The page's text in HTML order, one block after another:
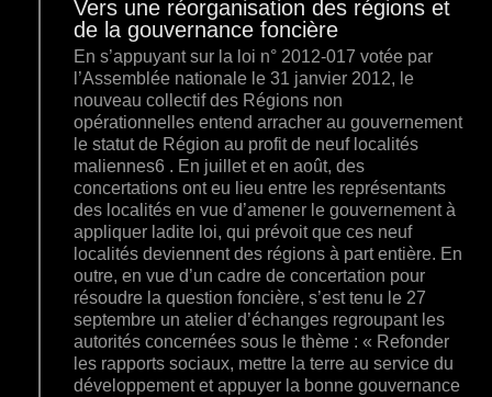
Vers une réorganisation des régions et
de la gouvernance foncière
En s’appuyant sur la loi n° 2012-017 votée par
l’Assemblée nationale le 31 janvier 2012, le
nouveau collectif des Régions non
opérationnelles entend arracher au gouvernement
le statut de Région au profit de neuf localités
maliennes6 . En juillet et en août, des
concertations ont eu lieu entre les représentants
des localités en vue d’amener le gouvernement à
appliquer ladite loi, qui prévoit que ces neuf
localités deviennent des régions à part entière. En
outre, en vue d’un cadre de concertation pour
résoudre la question foncière, s’est tenu le 27
septembre un atelier d’échanges regroupant les
autorités concernées sous le thème : « Refonder
les rapports sociaux, mettre la terre au service du
développement et appuyer la bonne gouvernance